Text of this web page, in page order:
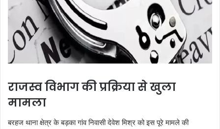
राजस्व विभाग की प्रक्रिया से खुला
मामला
बरहज थाना क्षेत्र के बड़का गांव निवासी देवेश मिश्र को इस पूरे मामले की